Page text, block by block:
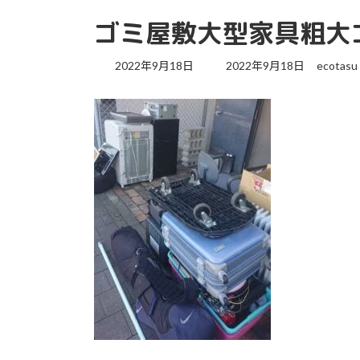
ゴミ屋敷大型家具粗
2022年9月18日
最
更
新
日
:
2022年9月18日 ecotasu